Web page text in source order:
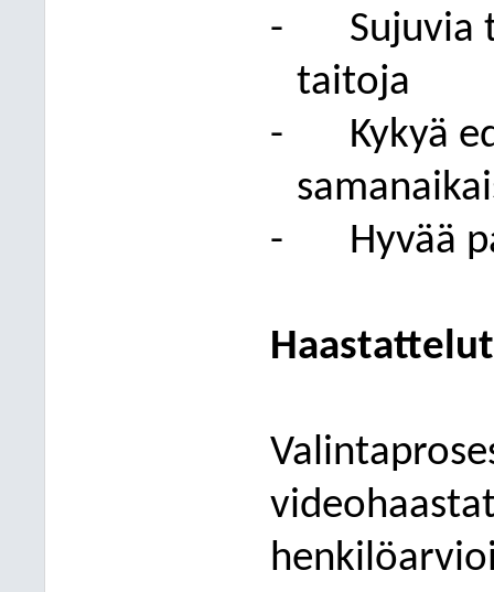
-
Sujuvia
taitoja
-
Kykyä
-
Hyvää